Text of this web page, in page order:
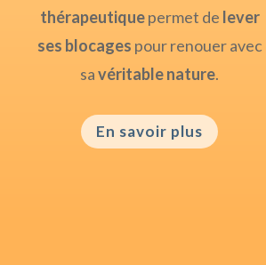
thérapeutique permet de lever
ses blocages pour renouer avec
savéritable nature.
En savoir plus